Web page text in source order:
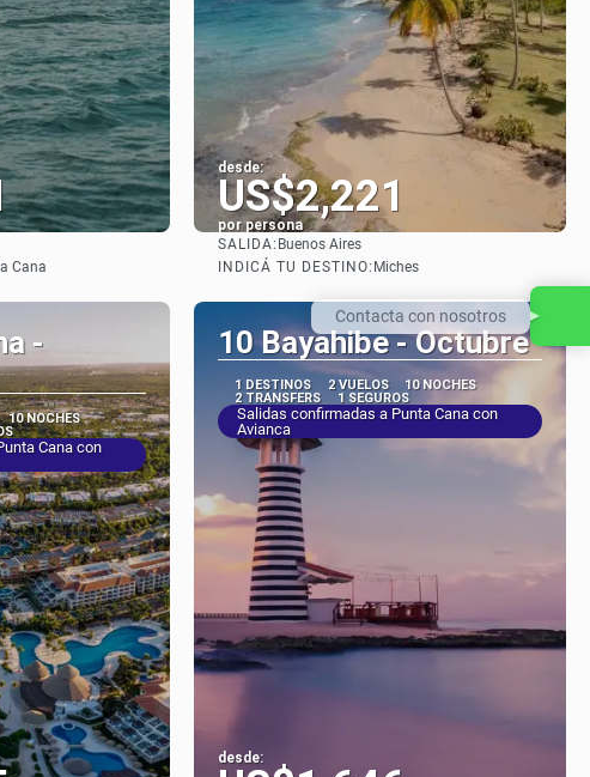
Cana
desde:
US$2,221
por persona
Ver
SALIDA: Buenos Aires
INDICÁ TU DESTINO: Miches
-
10 NOCHES
Cana con
10 Bayahibe - Octubre
1 DESTINOS 2 VUELOS
10 NOCHES
2 TRANSFERS
1 SEGUROS
Salidas confirmadas a Punta Cana con
Avianca
desde:
Contacta con nosotros